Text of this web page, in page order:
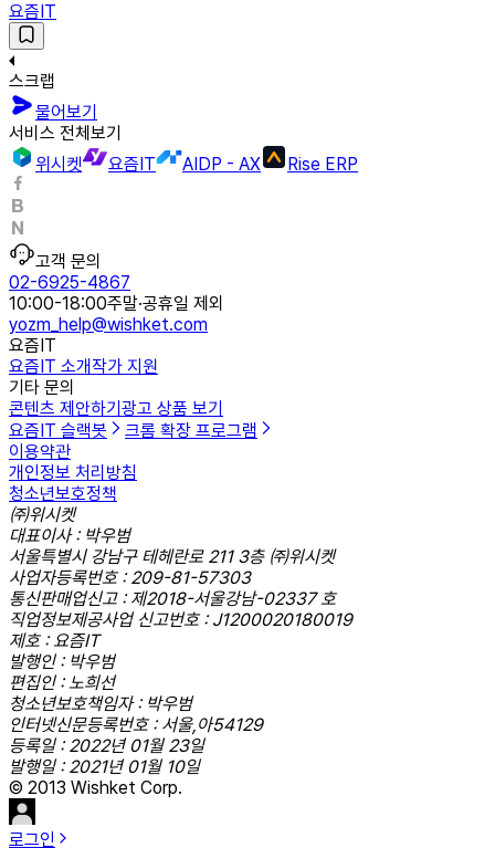
요즘IT
스크랩
물어보기
서비스 전체보기
위시켓
요즘IT AIDP - AX Rise ERP
고객 문의
02-6925-4867
10:00-18:00주말·공휴일 제외
yozm_help@wishket.com
요즘IT
요즘IT 소개작가 지원
기타 문의
콘텐츠 제안하기 광고 상품 보기
요즘IT 슬랙봇
크롬 확장 프로그램
이용약관
개인정보 처리방침
청소년보호정책
㈜위시켓
대표이사 : 박우범
서울특별시 강남구 테헤란로 211 3층 ㈜위시켓
사업자등록번호 : 209-81-57303
통신판매업신고 : 제2018-서울강남-02337 호
직업정보제공사업 신고번호 : J1200020180019
제호 : 요즘IT
발행인 : 박우범
편집인 : 노희선
청소년보호책임자 : 박우범
인터넷신문등록번호 : 서울,아54129
등록일 : 2022년 01월 23일
발행일 : 2021년 01월 10일
© 2013 Wishket Corp.
로그인